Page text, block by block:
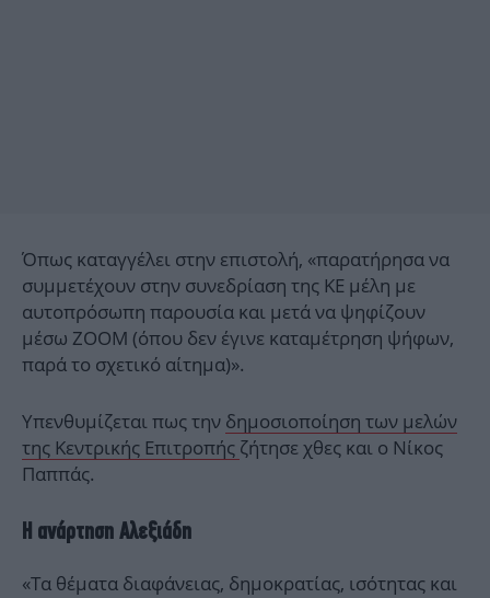
Όπως καταγγέλει στην επιστολή, «παρατήρησα να
συμμετέχουν στην συνεδρίαση της ΚΕ μέλη με
αυτοπρόσωπη παρουσία και μετά να ψηφίζουν
μέσω ZOOM (όπου δεν έγινε καταμέτρηση ψήφων,
παρά το σχετικό αίτημα)».
Υπενθυμίζεται πως την δημοσιοποίηση των μελών
της Κεντρικής Επιτροπής ζήτησε χθες και ο Νίκος
Παππάς.
Η ανάρτηση Αλεξιάδη
«Τα θέματα διαφάνειας, δημοκρατίας, ισότητας και